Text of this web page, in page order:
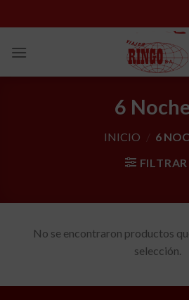
to
6
INICIO / 6
FILTRAR
No se encontraron productos
selección.